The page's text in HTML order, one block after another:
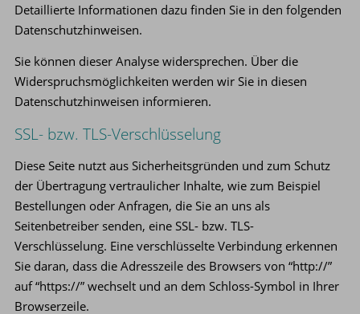
Detaillierte Informationen dazu finden Sie in den folgenden
Datenschutzhinweisen.
Sie können dieser Analyse widersprechen. Über die
Widerspruchsmöglichkeiten werden wir Sie in diesen
Datenschutzhinweisen informieren.
SSL- bzw. TLS-Verschlüsselung
Diese Seite nutzt aus Sicherheitsgründen und zum Schutz
der Übertragung vertraulicher Inhalte, wie zum Beispiel
Bestellungen oder Anfragen, die Sie an uns als
Seitenbetreiber senden, eine SSL- bzw. TLS-
Verschlüsselung. Eine verschlüsselte Verbindung erkennen
Sie daran, dass die Adresszeile des Browsers von “http://”
auf “https://” wechselt und an dem Schloss-Symbol in Ihrer
Browserzeile.